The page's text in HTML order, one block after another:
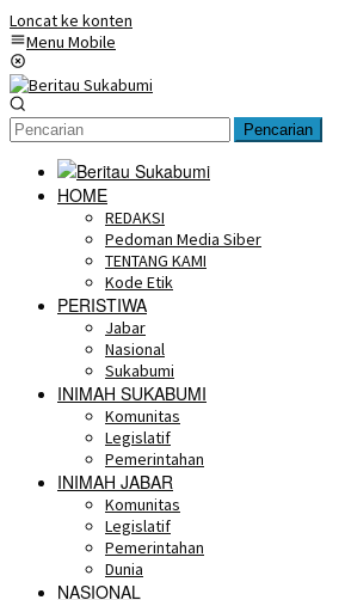
Loncat ke konten
Menu Mobile
Pencarian
HOME
REDAKSI
Pedoman Media Siber
TENTANG KAMI
Kode Etik
PERISTIWA
Jabar
Nasional
Sukabumi
INIMAH SUKABUMI
Komunitas
Legislatif
Pemerintahan
INIMAH JABAR
Komunitas
Legislatif
Pemerintahan
Dunia
NASIONAL